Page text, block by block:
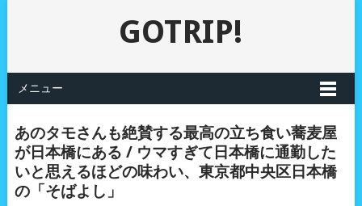
GOTRIP!
メニュー
あのタモさんも絶賛する最高の立ち食い蕎麦屋
が日本橋にある / ウマすぎて日本橋に通勤した
いと思えるほどの味わい、東京都中央区日本橋
の「そばよし」